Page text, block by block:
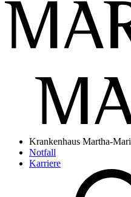
Krankenhaus Martha-
Notfall
Karriere